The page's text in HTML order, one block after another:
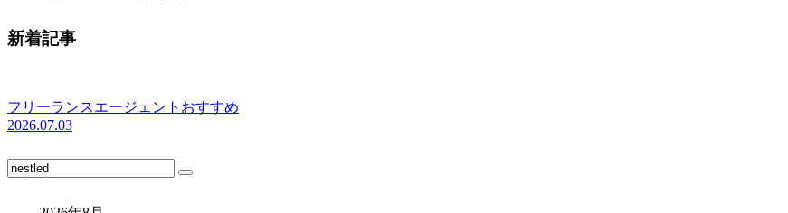
新着記事
フリーランスエージェントおすすめ
2026.07.03